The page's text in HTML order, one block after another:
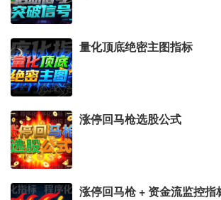
量化顶底绝密主图指标
涨停回马枪选股公式
涨停回马枪 + 资金流监控指